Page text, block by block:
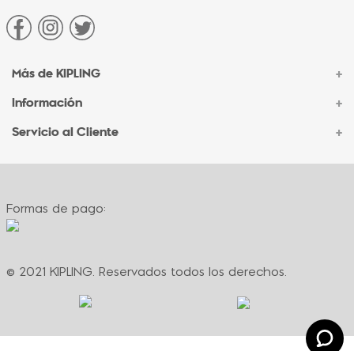
Más de KIPLING +
Acerca de Kipling
Sucursales
Información +
Contacto Corporativo
Formas de pago
Servicio al Cliente +
Contacto
Políticas de cambio
Términos y condiciones de promociones
Política de privacidad
Formas de pago:
© 2021 KIPLING. Reservados todos los derechos.